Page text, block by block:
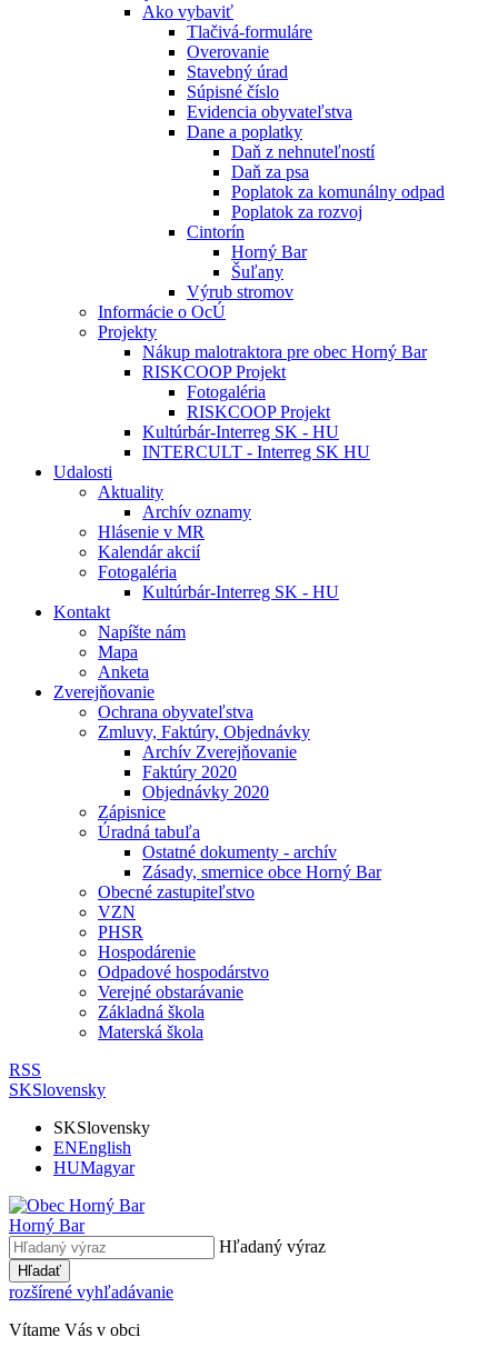
Ako vybaviť
Tlačivá-formuláre
Overovanie
Stavebný úrad
Súpisné číslo
Evidencia obyvateľstva
Dane a poplatky
Daň z nehnuteľností
Daň za psa
Poplatok za komunálny odpad
Poplatok za rozvoj
Cintorín
Horný Bar
Šuľany
Výrub stromov
Informácie o OcÚ
Projekty
Nákup malotraktora pre obec Horný Bar
RISKCOOP Projekt
Fotogaléria
RISKCOOP Projekt
Kultúrbár-Interreg SK - HU
INTERCULT - Interreg SK HU
Udalosti
Aktuality
Archív oznamy
Hlásenie v MR
Kalendár akcií
Fotogaléria
Kultúrbár-Interreg SK - HU
Kontakt
Napíšte nám
Mapa
Anketa
Zverejňovanie
Ochrana obyvateľstva
Zmluvy, Faktúry, Objednávky
Archív Zverejňovanie
Faktúry 2020
Objednávky 2020
Zápisnice
Úradná tabuľa
Ostatné dokumenty - archív
Zásady, smernice obce Horný Bar
Obecné zastupiteľstvo
VZN
PHSR
Hospodárenie
Odpadové hospodárstvo
Verejné obstarávanie
Základná škola
Materská škola
RSS
SKSlovensky
SKSlovensky
ENEnglish
HUMagyar
Horný Bar
Hľadaný výraz
Hľadať
rozšírené vyhľadávanie
Vítame Vás v obci